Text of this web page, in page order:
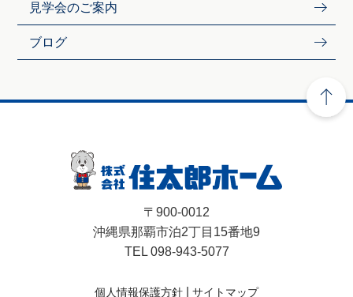
見学会のご案内
ブログ
〒900-0012
沖縄県那覇市泊2丁目15番地9
TEL 098-943-5077
個人情報保護方針 サイトマップ